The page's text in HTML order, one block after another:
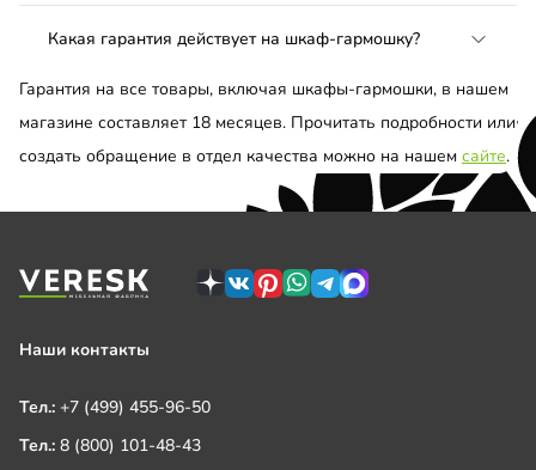
Какая гарантия действует на шкаф-гармошку?
Гарантия на все товары, включая шкафы-гармошки, в нашем
магазине составляет 18 месяцев. Прочитать подробности или
создать обращение в отдел качества можно на нашем сайте.
Наши контакты
Тел.: +7 (499) 455-96-50
Тел.: 8 (800) 101-48-43